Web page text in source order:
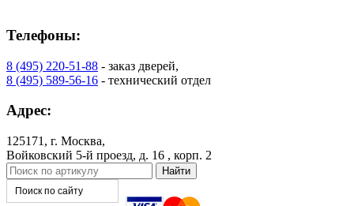
Телефоны:
8 (495) 220-51-88 - заказ дверей,
8 (495) 589-56-16 - технический отдел
Адрес:
125171, г. Москва,
Войковский 5-й проезд, д. 16 , корп. 2